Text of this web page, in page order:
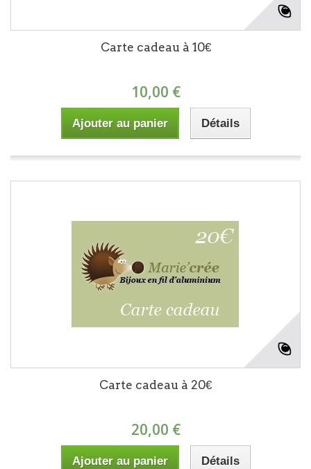
Carte cadeau à 10€
10,00 €
Ajouter au panier Détails
Carte cadeau à 20€
20,00 €
Ajouter au panier Détails